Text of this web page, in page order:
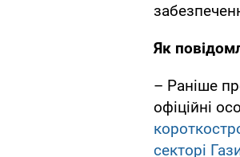
Як
– Раніше
офіційні
секторі